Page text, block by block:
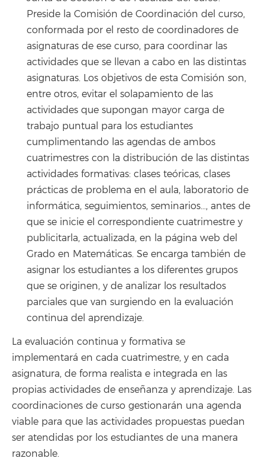
Preside la Comisión de Coordinación del curso,
conformada por el resto de coordinadores de
asignaturas de ese curso, para coordinar las
actividades que se llevan a cabo en las distintas
asignaturas. Los objetivos de esta Comisión son,
entre otros, evitar el solapamiento de las
actividades que supongan mayor carga de
trabajo puntual para los estudiantes
cumplimentando las agendas de ambos
cuatrimestres con la distribución de las distintas
actividades formativas: clases teóricas, clases
prácticas de problema en el aula, laboratorio de
informática, seguimientos, seminarios…, antes de
que se inicie el correspondiente cuatrimestre y
publicitarla, actualizada, en la página web del
Grado en Matemáticas. Se encarga también de
asignar los estudiantes a los diferentes grupos
que se originen, y de analizar los resultados
parciales que van surgiendo en la evaluación
continua del aprendizaje.
La evaluación continua y formativa se
implementará en cada cuatrimestre, y en cada
asignatura, de forma realista e integrada en las
propias actividades de enseñanza y aprendizaje. Las
coordinaciones de curso gestionarán una agenda
viable para que las actividades propuestas puedan
ser atendidas por los estudiantes de una manera
razonable.